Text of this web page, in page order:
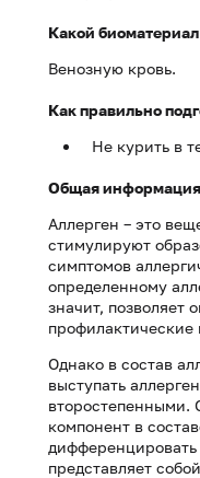
Какой
Венозную кровь.
Как правильно
Не курить в
Общая информация
Аллерген – это
стимулируют
симптомов
определенному
значит, позволяет
профилактические
Однако в состав
выступать
второстепенными.
компонент в
представляет